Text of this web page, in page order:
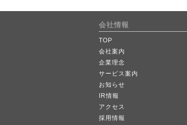
会社情報
TOP
会社案内
企業理念
サービス案内
お知らせ
IR情報
アクセス
採用情報